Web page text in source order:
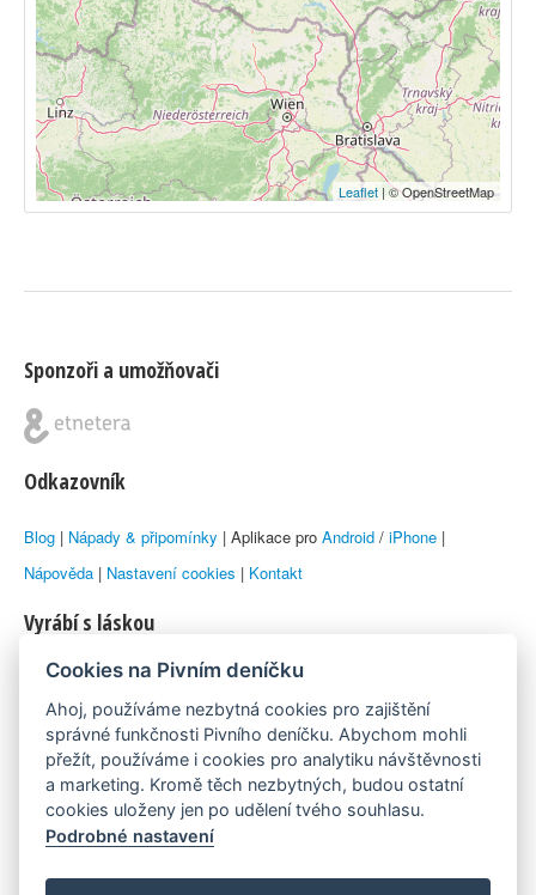
Leaflet | © OpenStreetMap
Sponzoři a umožňovači
Odkazovník
Blog | Nápady & připomínky | Aplikace pro Android / iPhone |
Nápověda | Nastavení cookies | Kontakt
Vyrábí s láskou
© 2010–2026 byLukáš Zemanaka Emka
Máme rádi
Pivní.info
Poznámka pod čarou
Cookies na Pivním deníčku
Ahoj, používáme nezbytná cookies pro zajištění
správné funkčnosti Pivního deníčku. Abychom mohli
přežít, používáme i cookies pro analytiku návštěvnosti
a marketing. Kromě těch nezbytných, budou ostatní
cookies uloženy jen po udělení tvého souhlasu.
Podrobné nastavení